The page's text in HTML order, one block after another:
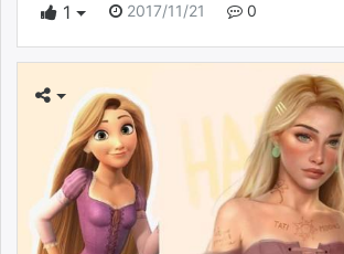
1
2017/11/21 0